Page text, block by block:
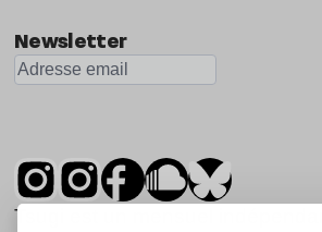
Newsletter
Tsugi est un mensuel